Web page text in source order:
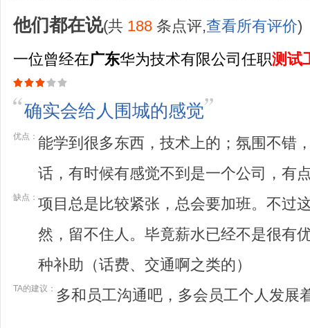
他们都在说(共 188 条点评,查看所有评价)
一位曾经在广东华为技术有限公司任职测试
确实会给人围城的感觉
优点： 能学到很多东西，技术上的；氛围不错
话，有时候有感觉不到是一个公司，有
缺点： 项目总是比较紧张，总会要加班。不过
然，留不住人。毕竟薪水已经不是很有
种补助（话费、交通啊之类的）
TA的建议： 多和员工沟通吧，多会员工个人发展